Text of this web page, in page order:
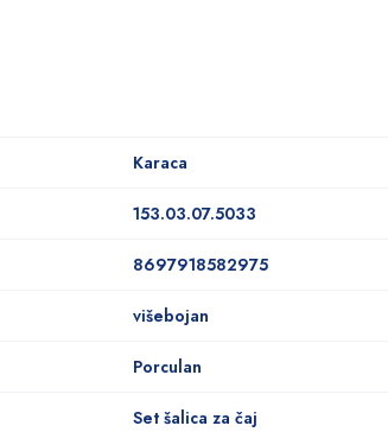
Karaca
153.03.07.5033
8697918582975
višebojan
Porculan
Set šalica za čaj